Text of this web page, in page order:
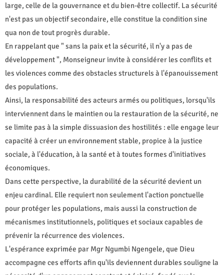
large, celle de la gouvernance et du bien-être collectif. La sécurité
n'est pas un objectif secondaire, elle constitue la condition sine
qua non de tout progrès durable.
En rappelant que " sans la paix et la sécurité, il n'y a pas de
développement ", Monseigneur invite à considérer les conflits et
les violences comme des obstacles structurels à l'épanouissement
des populations.
Ainsi, la responsabilité des acteurs armés ou politiques, lorsqu'ils
interviennent dans le maintien ou la restauration de la sécurité, ne
se limite pas à la simple dissuasion des hostilités : elle engage leur
capacité à créer un environnement stable, propice à la justice
sociale, à l'éducation, à la santé et à toutes formes d'initiatives
économiques.
Dans cette perspective, la durabilité de la sécurité devient un
enjeu cardinal. Elle requiert non seulement l'action ponctuelle
pour protéger les populations, mais aussi la construction de
mécanismes institutionnels, politiques et sociaux capables de
prévenir la récurrence des violences.
L'espérance exprimée par Mgr Ngumbi Ngengele, que Dieu
accompagne ces efforts afin qu'ils deviennent durables souligne la